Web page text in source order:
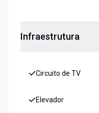
Infraestrutura
Circuito de TV
Elevador